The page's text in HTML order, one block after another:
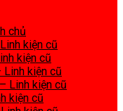
chủ
kiện cũ
kiện cũ
kiện cũ
Linh kiện cũ
kiện cũ